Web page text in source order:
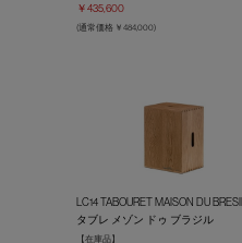
￥435,600
(通常価格 ￥484,000)
LC14 TABOURET MAISON DU BRESIL
タブレ メゾン ドゥ ブラジル
【在庫品】